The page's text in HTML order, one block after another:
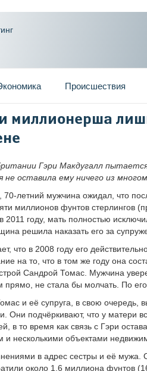
меню
Происшествия
миллионерша
Гэри Макдугалл
оставила ему ничего из
70-летний мужчина ожидал, что
миллионов фунтов стерлингов
году, мать полностью
решила наказать его за
что в 2008 году его
на то, что в том же году она
Сандрой Томас. Мужчина
прямо, не стала бы молчать. По
и её супруга, в свою очередь,
Они подчёркивают, что у матери
в то время как связь с Гэри
несколькими объектами
в адрес сестры и её
около 1,6 миллиона фунтов